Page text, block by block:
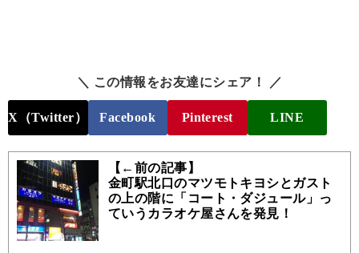
＼ この情報をお友達にシェア！ ／
X（Twitter） Facebook Pinterest LINE
【←前の記事】
金町駅北口のマツモトキヨシとガスト
の上の階に「コート・ダジュール」っ
ていうカラオケ屋さんを発見！